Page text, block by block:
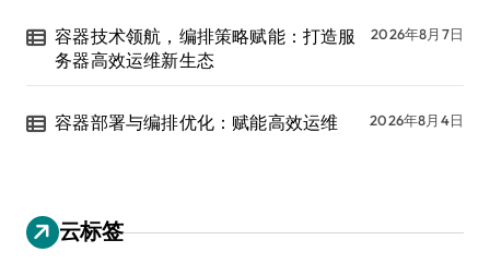
容器技术领航，编排策略赋能：打造服
务器高效运维新生态
2026年8月7日
容器部署与编排优化：赋能高效运维 2026年8月4日
云标签